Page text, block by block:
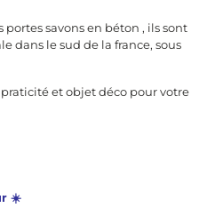
savons en béton , ils sont
dans le sud de la france, sous
et objet déco pour votre
☀️